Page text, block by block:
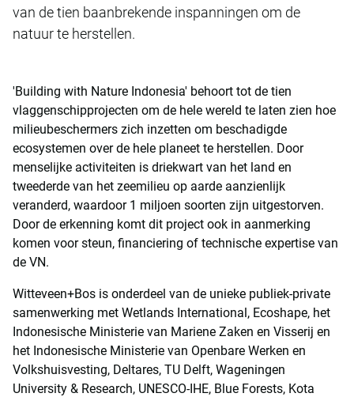
van de tien baanbrekende inspanningen om de
natuur te herstellen.
'Building with Nature Indonesia' behoort tot de tien
vlaggenschipprojecten om de hele wereld te laten zien hoe
milieubeschermers zich inzetten om beschadigde
ecosystemen over de hele planeet te herstellen. Door
menselijke activiteiten is driekwart van het land en
tweederde van het zeemilieu op aarde aanzienlijk
veranderd, waardoor 1 miljoen soorten zijn uitgestorven.
Door de erkenning komt dit project ook in aanmerking
komen voor steun, financiering of technische expertise van
de VN.
Witteveen+Bos is onderdeel van de unieke publiek-private
samenwerking met Wetlands International, Ecoshape, het
Indonesische Ministerie van Mariene Zaken en Visserij en
het Indonesische Ministerie van Openbare Werken en
Volkshuisvesting, Deltares, TU Delft, Wageningen
University & Research, UNESCO-IHE, Blue Forests, Kota